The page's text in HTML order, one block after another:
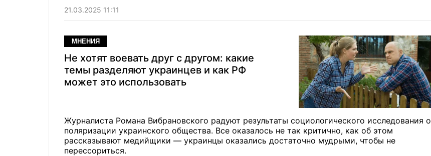
21.03.2025 11:11
МНЕНИЯ
Не хотят воевать друг с другом: какие
темы разделяют украинцев и как РФ
может это использовать
Журналиста Романа Вибрановского радуют результаты социологического исследования о
поляризации украинского общества. Все оказалось не так критично, как об этом
рассказывают медийщики — украинцы оказались достаточно мудрыми, чтобы не
перессориться.